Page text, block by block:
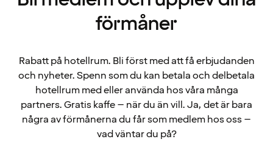
förmåner
Rabatt på hotellrum. Bli först med att få erbjudanden
och nyheter. Spenn som du kan betala och delbetala
hotellrum med eller använda hos våra många
partners. Gratis kaffe – när du än vill. Ja, det är bara
några av förmånerna du får som medlem hos oss –
vad väntar du på?